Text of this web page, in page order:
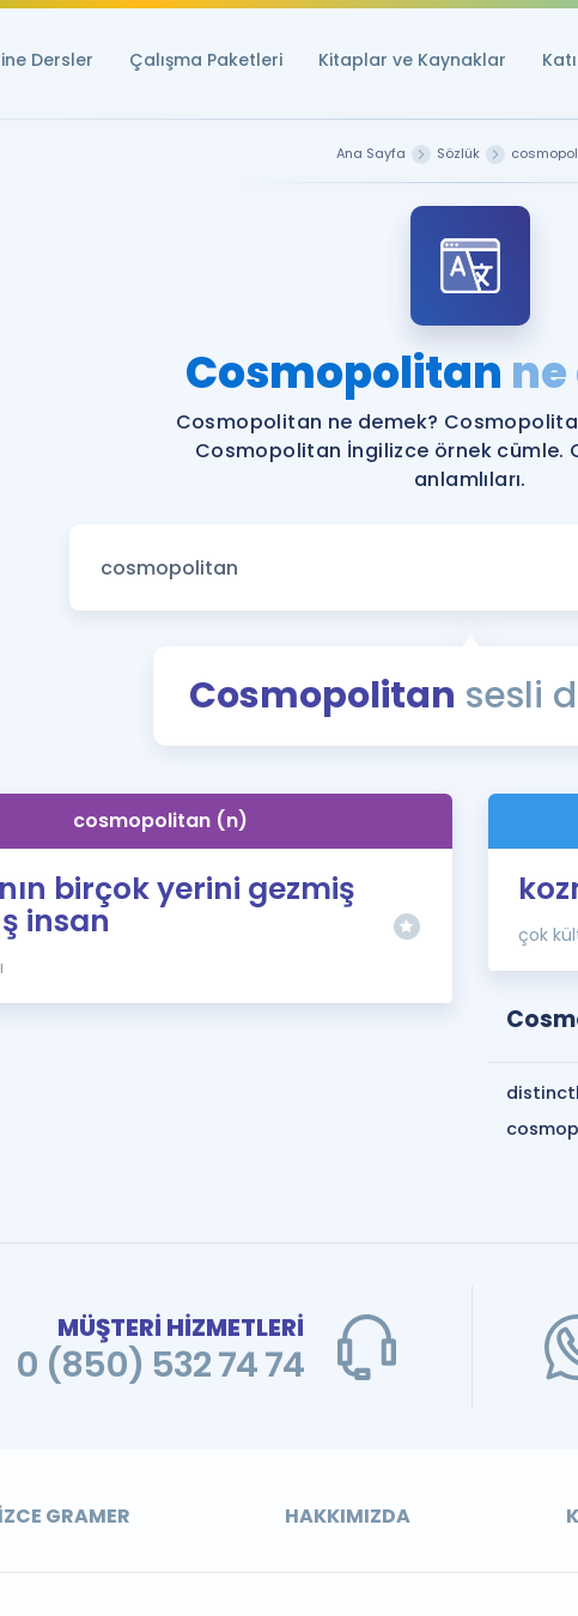
Dersler Çalışma Paketleri Kitaplar ve Kaynaklar
Ana Sayfa Sözlük
Cosmopolitan
Cosmopolitan ne demek?
Cosmopolitan İngilizce örnek cümle.
anlamlıları.
Cosmopolitan sesli
cosmopolitan (n)
birçok yerini gezmiş
insan çok
MÜŞTERİ HİZMETLERİ
0 (850) 532 74 74
GRAMER HAKKIMIZDA